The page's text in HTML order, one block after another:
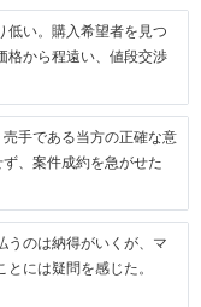
低い。購入希望者を見つ
格から程遠い、値段交渉
手である当方の正確な意
、案件成約を急がせた
うのは納得がいくが、マ
には疑問を感じた。